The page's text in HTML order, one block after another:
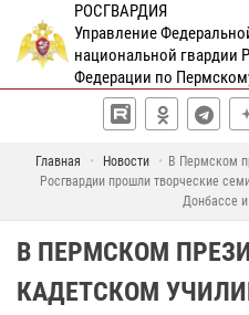
РОСГВАРДИЯ
Управление
национальной гвардии
Федерации по
Главная Новости
В Пермском
Росгвардии прошли творческие
Донбассе
В ПЕРМСКОМ
КАДЕТСКОМ